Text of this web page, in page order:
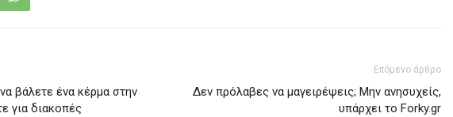
βάλετε ένα κέρμα στην
για διακοπές
Επόμενο άρθρο
Δεν πρόλαβες να μαγειρέψεις; Μην ανησυχείς,
υπάρχει το Forky.gr